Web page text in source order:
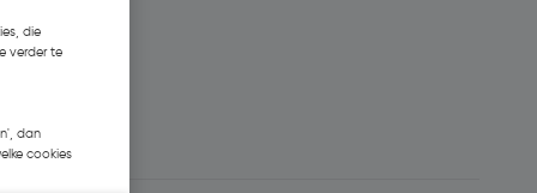
die
verder te
dan
cookies